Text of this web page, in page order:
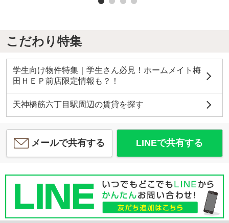
こだわり特集
学生向け物件特集｜学生さん必見！ホームメイト梅
田ＨＥＰ前店限定情報も？！
天神橋筋六丁目駅周辺の賃貸を探す
メールで共有する LINEで共有する